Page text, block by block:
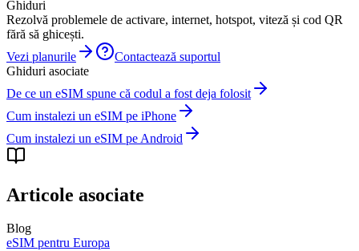
Ghiduri
Rezolvă problemele de activare, internet, hotspot, viteză și cod QR
fără să ghicești.
Vezi planurile
Contactează suportul
Ghiduri asociate
De ce un eSIM spune că codul a fost deja folosit
Cum instalezi un eSIM pe iPhone
Cum instalezi un eSIM pe Android
Articole asociate
Blog
eSIM pentru Europa